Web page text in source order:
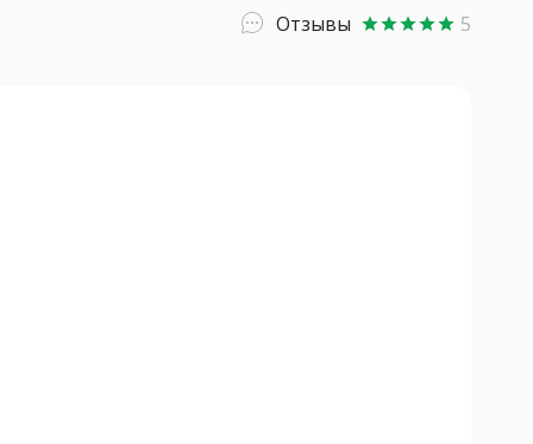
Отзывы starstarstarstarstar 5